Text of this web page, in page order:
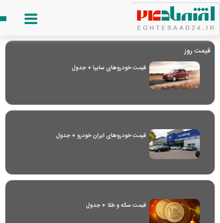
قیمت روز
قیمت خودرو‌های سایپا + جدول
قیمت خودرو‌های ایران خودرو + جدول
قیمت سکه و طلا + جدول